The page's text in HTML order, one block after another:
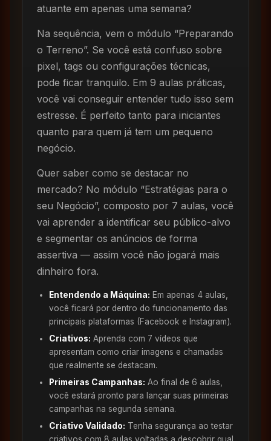
atuante em apenas uma semana?
Na sequência, vem o módulo “Preparando
o Terreno”. Se você está confuso sobre
pixel, tags ou configurações técnicas,
pode ficar tranquilo. Em 9 aulas práticas,
você vai conseguir entender tudo isso sem
estresse. É perfeito tanto para iniciantes
quanto para quem já tem um pequeno
negócio.
Quer saber como se destacar no
mercado? No módulo “Estratégias para o
seu Negócio”, composto por 7 aulas, você
vai aprender a identificar seu público-alvo
e segmentar os anúncios de forma
assertiva — assim você não jogará mais
dinheiro fora.
Entendendo a Máquina: Em apenas 4 aulas,
você ficará por dentro do funcionamento das
principais plataformas (Facebook e Instagram).
Criativos: Aprenda com 7 vídeos que
apresentam como criar imagens e chamadas
que realmente se destacam.
Primeiras Campanhas: Ao final de 6 aulas,
você estará pronto para lançar suas primeiras
campanhas na segunda semana.
Criativo Validado: Tenha segurança ao testar
criativos com 8 aulas voltadas a descobrir qual